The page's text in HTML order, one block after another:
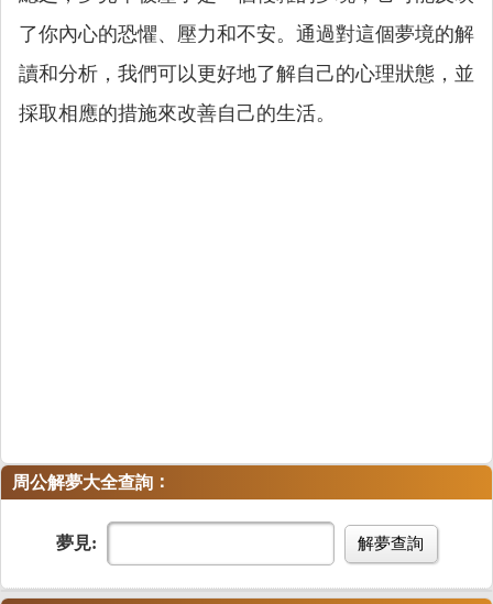
了你內心的恐懼、壓力和不安。通過對這個夢境的解
讀和分析，我們可以更好地了解自己的心理狀態，並
採取相應的措施來改善自己的生活。
周公解夢大全查詢 ：
夢見: 解夢查詢